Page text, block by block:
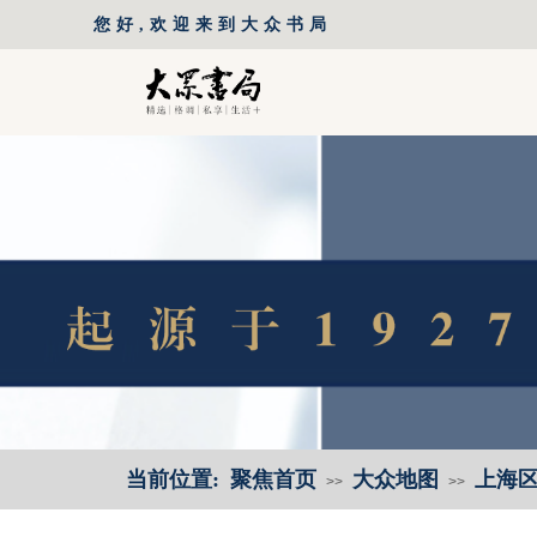
您好,欢迎来到大众书局
聚焦首页 >> 大众地图 >> 上海
当前位置: